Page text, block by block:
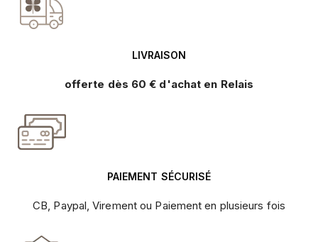
LIVRAISON
offerte dès 60 € d'achat en Relais
PAIEMENT SÉCURISÉ
CB, Paypal, Virement ou Paiement en plusieurs fois